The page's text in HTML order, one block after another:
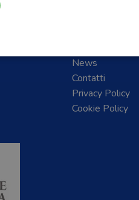
News
Contatti
Privacy Policy
Cookie Policy